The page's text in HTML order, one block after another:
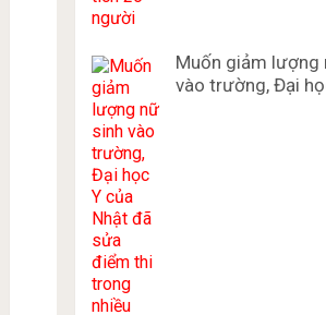
Muốn giảm lượng
vào trường, Đại